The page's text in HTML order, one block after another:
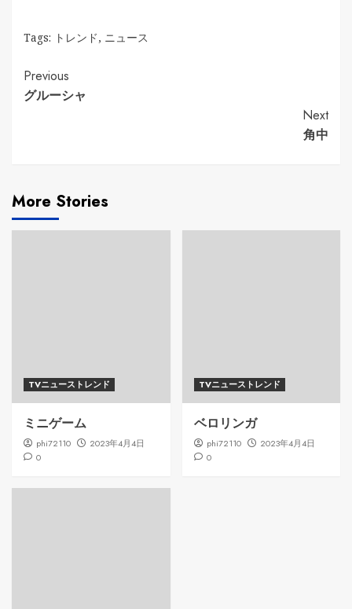
Tags: トレンド, ニュース
Continue
Reading
Previous
グルーシャ
Next
角中
More Stories
TVニューストレンド
ミニゲーム
phi72110
2023年4月4日
0
TVニューストレンド
ベロリンガ
phi72110
2023年4月4日
0